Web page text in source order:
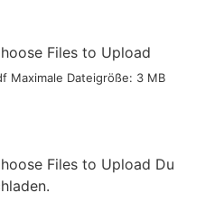
Files to Upload
Maximale Dateigröße: 3 MB
Files to Upload Du